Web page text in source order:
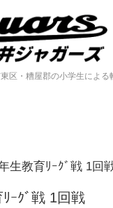
区・糟屋郡の小学生による
生教育ﾘｰｸﾞ戦 1回
ｰｸﾞ戦 1回戦